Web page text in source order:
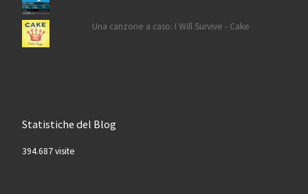
Una canzone a caso: I Will Survive - Cake
Statistiche del Blog
394.687 visite